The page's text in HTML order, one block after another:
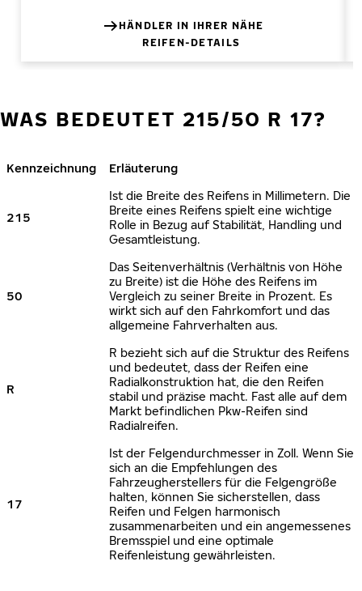
HÄNDLER IN IHRER NÄHE
REIFEN-DETAILS
WAS BEDEUTET 215/50 R 17?
Kennzeichnung Erläuterung
215
Ist die Breite des Reifens in Millimetern. Die
Breite eines Reifens spielt eine wichtige
Rolle in Bezug auf Stabilität, Handling und
Gesamtleistung.
50
Das Seitenverhältnis (Verhältnis von Höhe
zu Breite) ist die Höhe des Reifens im
Vergleich zu seiner Breite in Prozent. Es
wirkt sich auf den Fahrkomfort und das
allgemeine Fahrverhalten aus.
R
R bezieht sich auf die Struktur des Reifens
und bedeutet, dass der Reifen eine
Radialkonstruktion hat, die den Reifen
stabil und präzise macht. Fast alle auf dem
Markt befindlichen Pkw-Reifen sind
Radialreifen.
17
Ist der Felgendurchmesser in Zoll. Wenn Sie
sich an die Empfehlungen des
Fahrzeugherstellers für die Felgengröße
halten, können Sie sicherstellen, dass
Reifen und Felgen harmonisch
zusammenarbeiten und ein angemessenes
Bremsspiel und eine optimale
Reifenleistung gewährleisten.